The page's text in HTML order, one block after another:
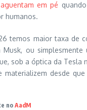
em pé
humanos.
temos maior taxa de
Musk, ou simplesmente
sob a óptica da Tesla
materializem desde
no AadM